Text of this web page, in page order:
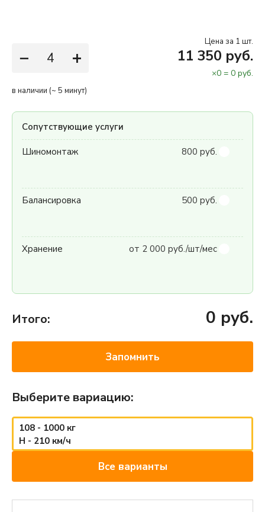
− +
Цена за 1 шт.
11 350 руб.
×0 = 0 руб.
в наличии (~ 5 минут)
Сопутствующие услуги
Шиномонтаж 800 руб.
Балансировка 500 руб.
Хранение от 2 000 руб./шт/мес
Итого: 0 руб.
Запомнить
Выберите вариацию:
108 - 1000 кг
H - 210 км/ч
Все варианты